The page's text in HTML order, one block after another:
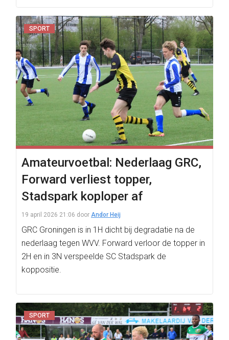
SPORT
Amateurvoetbal: Nederlaag GRC,
Forward verliest topper,
Stadspark koploper af
19 april 2026 21:06 door Andor Heij
GRC Groningen is in 1H dicht bij degradatie na de
nederlaag tegen WVV. Forward verloor de topper in
2H en in 3N verspeelde SC Stadspark de
koppositie.
SPORT